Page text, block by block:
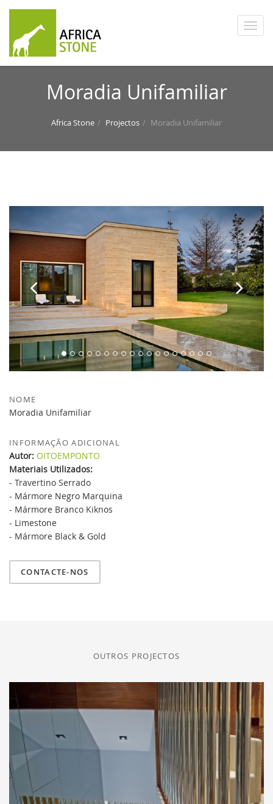
Moradia Unifamiliar
Africa Stone Projectos Moradia Unifamiliar
NOME
Moradia Unifamiliar
INFORMAÇÃO ADICIONAL
Autor: OITOEMPONTO
Materiais Utilizados:
- Travertino Serrado
- Mármore Negro Marquina
- Mármore Branco Kiknos
- Limestone
- Mármore Black & Gold
CONTACTE-NOS
OUTROS PROJECTOS